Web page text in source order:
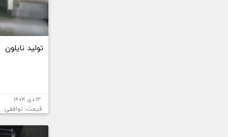
تولید نایلون
۱۳ دی ۱۴۰۴
قیمت: توافقی